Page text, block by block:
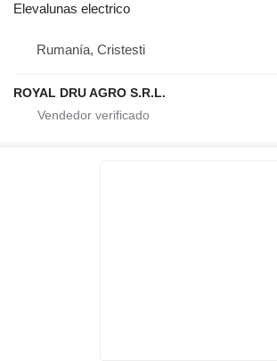
Elevalunas electrico
Rumanía, Cristesti
ROYAL DRU AGRO S.R.L.